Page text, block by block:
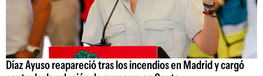
Díaz Ayuso reapareció tras los incendios en Madrid y cargó